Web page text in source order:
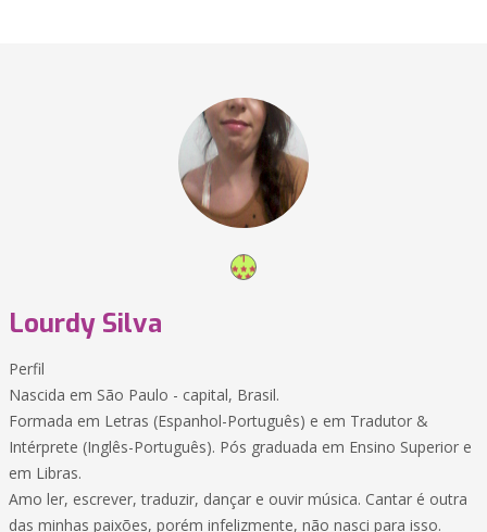
Lourdy Silva
Perfil
Nascida em São Paulo - capital, Brasil.
Formada em Letras (Espanhol-Português) e em Tradutor &
Intérprete (Inglês-Português). Pós graduada em Ensino Superior e
em Libras.
Amo ler, escrever, traduzir, dançar e ouvir música. Cantar é outra
das minhas paixões, porém infelizmente, não nasci para isso.